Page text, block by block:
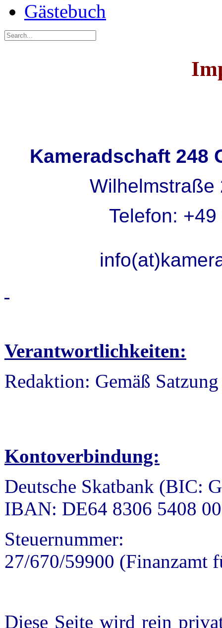
Gästebuch
Kameradschaft 248
Wilhelmstraße
Telefon:
Verantwortlichkeiten:
Redaktion: Gemäß
Kontoverbindung:
Deutsche Skatbank (BIC:
IBAN: DE64 8306 5408
Steuernummer:
27/670/59900 (Finanzamt
Diese Seite wird rein